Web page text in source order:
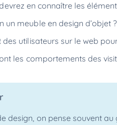
en connaître les
un meuble en design d’objet ?
utilisateurs sur le web
les comportements des
design, on pense souvent